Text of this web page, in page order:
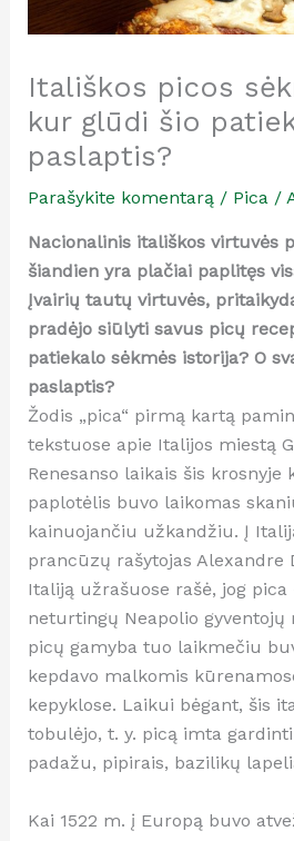
Itališkos picos
kur glūdi šio
paslaptis?
Parašykite komentarą / Pica/
Nacionalinis itališkos virtuvės
šiandien yra plačiai paplitęs
Įvairių tautų virtuvės,
pradėjo siūlyti savus picų
patiekalo sėkmės istorija? O
paslaptis?
Žodis „pica“ pirmą kartą
tekstuose apie Italijos miestą
Renesanso laikais šis krosnyje
paplotėlis buvo laikomas
kainuojančiu užkandžiu. Į
prancūzų rašytojas Alexandre
Italiją užrašuose rašė, jog
neturtingų Neapolio gyventojų
picų gamyba tuo laikmečiu
kepdavo malkomis
kepyklose. Laikui bėgant, šis
tobulėjo, t. y. picą imta
padažu, pipirais, bazilikų
Kai 1522 m. į Europą buvo